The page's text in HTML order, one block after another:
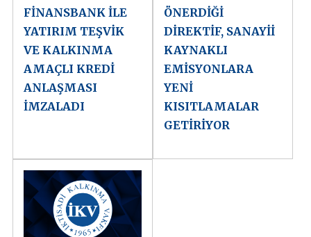
FİNANSBANK İLE
YATIRIM TEŞVİK
VE KALKINMA
AMAÇLI KREDİ
ANLAŞMASI
İMZALADI
ÖNERDİĞİ
DİREKTİF, SANAYİİ
KAYNAKLI
EMİSYONLARA
YENİ
KISITLAMALAR
GETİRİYOR